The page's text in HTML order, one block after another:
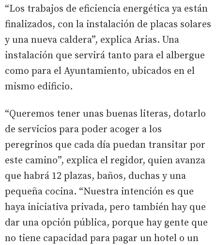
“Los trabajos de eficiencia energética ya están
finalizados, con la instalación de placas solares
y una nueva caldera”, explica Arias. Una
instalación que servirá tanto para el albergue
como para el Ayuntamiento, ubicados en el
mismo edificio.
“Queremos tener unas buenas literas, dotarlo
de servicios para poder acoger a los
peregrinos que cada día puedan transitar por
este camino”, explica el regidor, quien avanza
que habrá 12 plazas, baños, duchas y una
pequeña cocina. “Nuestra intención es que
haya iniciativa privada, pero también hay que
dar una opción pública, porque hay gente que
no tiene capacidad para pagar un hotel o un